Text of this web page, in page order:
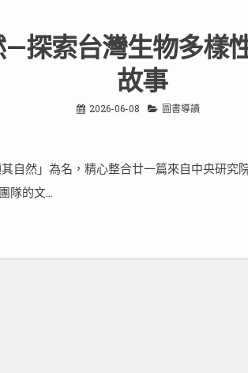
探索台灣生物多樣
故事
2026-06-08 圖書導讀
自然」為名，精心整合廿一篇來自中央研究
隊的文…